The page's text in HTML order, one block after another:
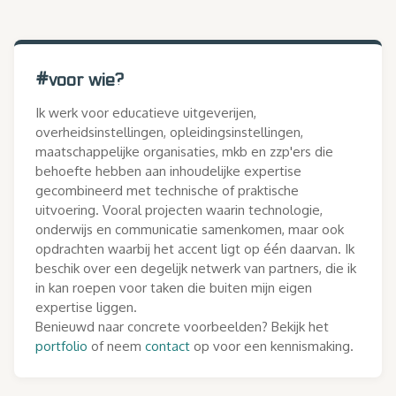
ik cartografie voor uiteenlopende toepassingen.
aan werkte als auteur en (eind)redacteur. Als
en andere producties. Daarvoor maakte ik ook
animaties, infographics, (interactieve) cartografie en
andwere visuele elementen.
#voor wie?
Ik werk voor educatieve uitgeverijen,
overheidsinstellingen, opleidingsinstellingen,
maatschappelijke organisaties, mkb en zzp'ers die
behoefte hebben aan inhoudelijke expertise
gecombineerd met technische of praktische
uitvoering. Vooral projecten waarin technologie,
onderwijs en communicatie samenkomen, maar ook
opdrachten waarbij het accent ligt op één daarvan. Ik
beschik over een degelijk netwerk van partners, die ik
in kan roepen voor taken die buiten mijn eigen
expertise liggen.
Benieuwd naar concrete voorbeelden? Bekijk het
portfolio of neem contact op voor een kennismaking.